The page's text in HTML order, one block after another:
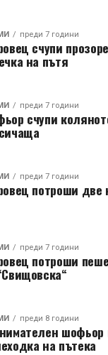
преди 7 години
счупи
на пътя
преди 7 години
счупи
преди 7 години
потроши две
преди 7 години
потроши
преди 8 години
шофьор
на пътека